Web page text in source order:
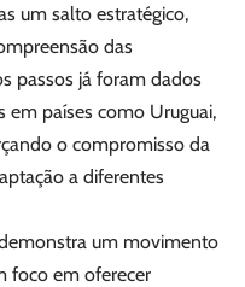
um salto estratégico,
das
passos já foram dados
em países como Uruguai,
o compromisso da
a diferentes
um movimento
foco em oferecer